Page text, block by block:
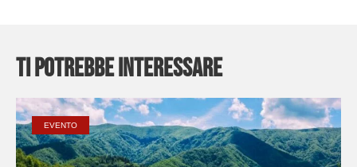
Ti potrebbe interessare
EVENTO